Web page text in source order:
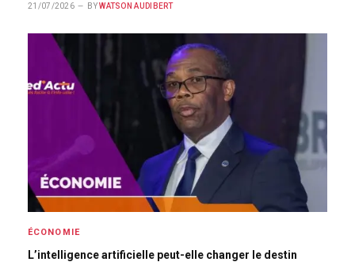
21/07/2026 BY WATSON AUDIBERT
ÉCONOMIE
L’intelligence artificielle peut-elle changer le destin